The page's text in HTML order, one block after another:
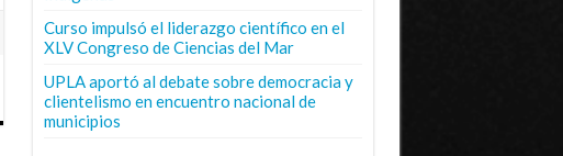
Curso impulsó el liderazgo científico en el
XLV Congreso de Ciencias del Mar
UPLA aportó al debate sobre democracia y
clientelismo en encuentro nacional de
municipios